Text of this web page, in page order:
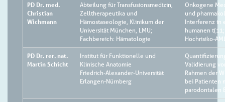
PD Dr. med.
Christian
Wichmann
Abteilung für Transfusionsmedizin,
Zelltherapeutika und
Hämostaseologie, Klinikum der
Universität München, LMU;
Fachbereich: Hämatologie
Onkogene
und
Interferenz in
humanen
Hochrisiko-
PD Dr. rer. nat.
Martin Schicht
Institut für Funktionelle und
Klinische Anatomie
Friedrich-Alexander-Universität
Erlangen-Nürnberg
Validierung
Rahmen der
bei Patienten
parodontalen